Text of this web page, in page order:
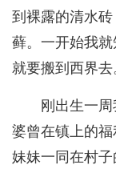
到裸露的清水
藓。一开始我
就要搬到西界去
刚出生一周
婆曾在镇上的
妹妹一同在村